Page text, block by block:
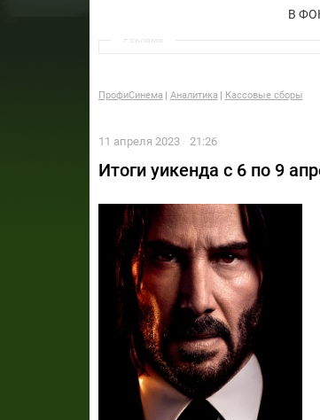
В
Реклама
ПрофиСинема Аналитика Кассовые сборы
11 апреля 2023 21:26
Итоги уикенда с 6 по 9